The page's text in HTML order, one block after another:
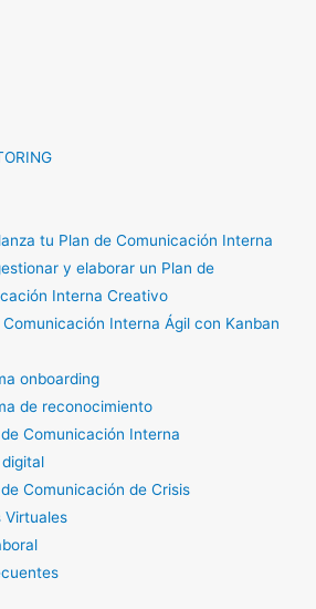
tu Plan de Comunicación Interna
y elaborar un Plan de
Interna Creativo
Comunicación Interna Ágil con Kanban
onboarding
de reconocimiento
Comunicación Interna
Comunicación de Crisis
Virtuales